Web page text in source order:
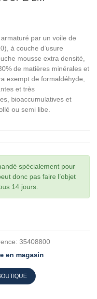
par un voile de
à couche d’usure
mousse extra densité,
de matières minérales et
exempt de formaldéhyde,
et très
bioaccumulatives et
ou semi libe.
spécialement pour
donc pas faire l’objet
14 jours.
35408800
en magasin